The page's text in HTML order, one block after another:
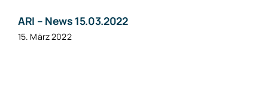
ARI – News 15.03.2022
15. März 2022